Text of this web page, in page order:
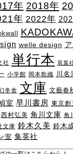
年 2018年
年 2022年
welle design
社 単行本 双葉
小学館 岡本歌織 川名
冬舎 文庫 文藝春
室 早川書房 東京創
西村弘美 角川文庫 角
文庫 鈴木久美 鈴木
室 集英社